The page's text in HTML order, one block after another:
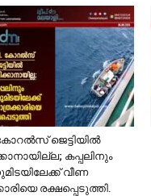
ജെട്ടിയിൽ
കപ്പലിനും
വീണ
രക്ഷപ്പെടുത്തി.